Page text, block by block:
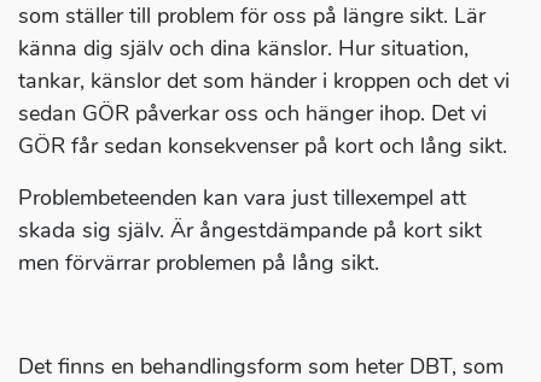
som ställer till problem för oss på längre sikt. Lär
känna dig själv och dina känslor. Hur situation,
tankar, känslor det som händer i kroppen och det vi
sedan GÖR påverkar oss och hänger ihop. Det vi
GÖR får sedan konsekvenser på kort och lång sikt.
Problembeteenden kan vara just tillexempel att
skada sig själv. Är ångestdämpande på kort sikt
men förvärrar problemen på lång sikt.
Det finns en behandlingsform som heter DBT, som